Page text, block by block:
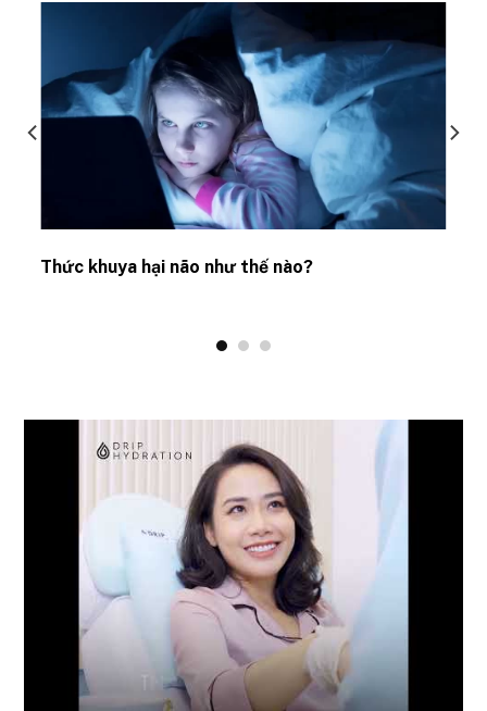
Thức khuya hại não như thế nào?